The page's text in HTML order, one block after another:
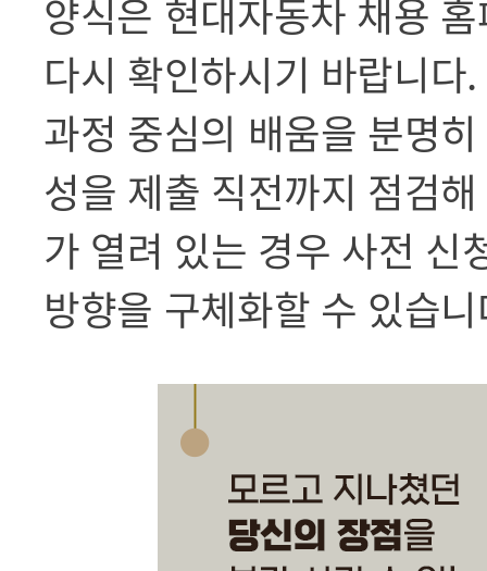
양식은 현대자동차 채용
다시 확인하시기 바랍니
과정 중심의 배움을 분명
성을 제출 직전까지 점검
가 열려 있는 경우 사전 신
방향을 구체화할 수 있습